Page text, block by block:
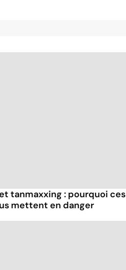
tanmaxxing : pourquoi ces
mettent en danger